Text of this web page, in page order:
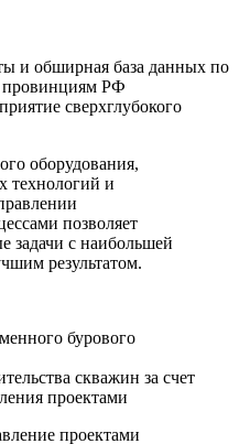
и обширная база данных по
провинциям РФ
сверхглубокого
оборудования,
технологий и
позволяет
задачи с наибольшей
результатом.
бурового
скважин за счет
проектами